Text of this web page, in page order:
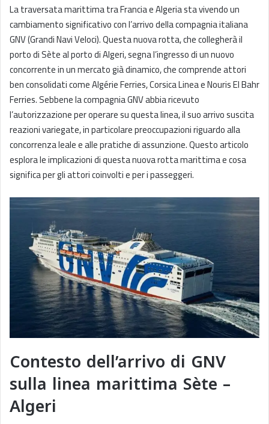
La traversata marittima tra Francia e Algeria sta vivendo un
cambiamento significativo con l’arrivo della compagnia italiana
GNV (Grandi Navi Veloci). Questa nuova rotta, che collegherà il
porto di Sète al porto di Algeri, segna l’ingresso di un nuovo
concorrente in un mercato già dinamico, che comprende attori
ben consolidati come Algérie Ferries, Corsica Linea e Nouris El Bahr
Ferries. Sebbene la compagnia GNV abbia ricevuto
l’autorizzazione per operare su questa linea, il suo arrivo suscita
reazioni variegate, in particolare preoccupazioni riguardo alla
concorrenza leale e alle pratiche di assunzione. Questo articolo
esplora le implicazioni di questa nuova rotta marittima e cosa
significa per gli attori coinvolti e per i passeggeri.
Contesto dell’arrivo di GNV
sulla linea marittima Sète –
Algeri